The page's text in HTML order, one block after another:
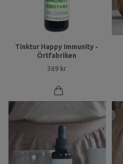
Tinktur Happy Immunity -
Örtfabriken
369 kr